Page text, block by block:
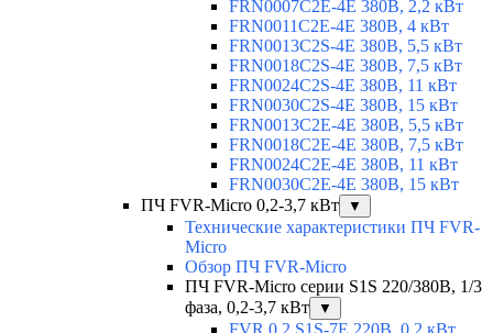
FRN0007C2E-4E 380В, 2,2 кВт
FRN0011C2E-4E 380В, 4 кВт
FRN0013C2S-4E 380В, 5,5 кВт
FRN0018C2S-4E 380В, 7,5 кВт
FRN0024C2S-4E 380В, 11 кВт
FRN0030C2S-4E 380В, 15 кВт
FRN0013C2E-4E 380В, 5,5 кВт
FRN0018C2E-4E 380В, 7,5 кВт
FRN0024C2E-4E 380В, 11 кВт
FRN0030C2E-4E 380В, 15 кВт
ПЧ FVR-Micro 0,2-3,7 кВт
▼
Технические характеристики ПЧ FVR-
Micro
Обзор ПЧ FVR-Micro
ПЧ FVR-Micro серии S1S 220/380В, 1/3
фаза, 0,2-3,7 кВт
▼